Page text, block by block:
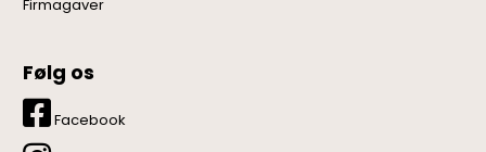
Firmagaver
Følg os
Facebook